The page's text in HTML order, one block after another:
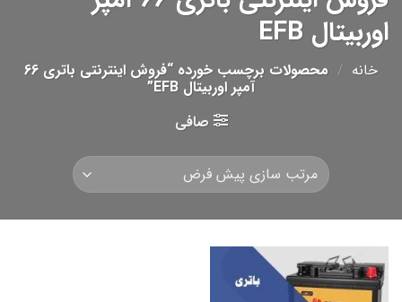
اوربیتال EFB
خانه / محصولات برچسب خورده “فروش اینترنتی باتری 66
آمپر اوربیتال EFB”
صافی